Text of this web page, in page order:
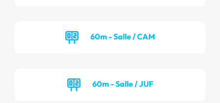
60m - Salle / CAM
60m - Salle / JUF